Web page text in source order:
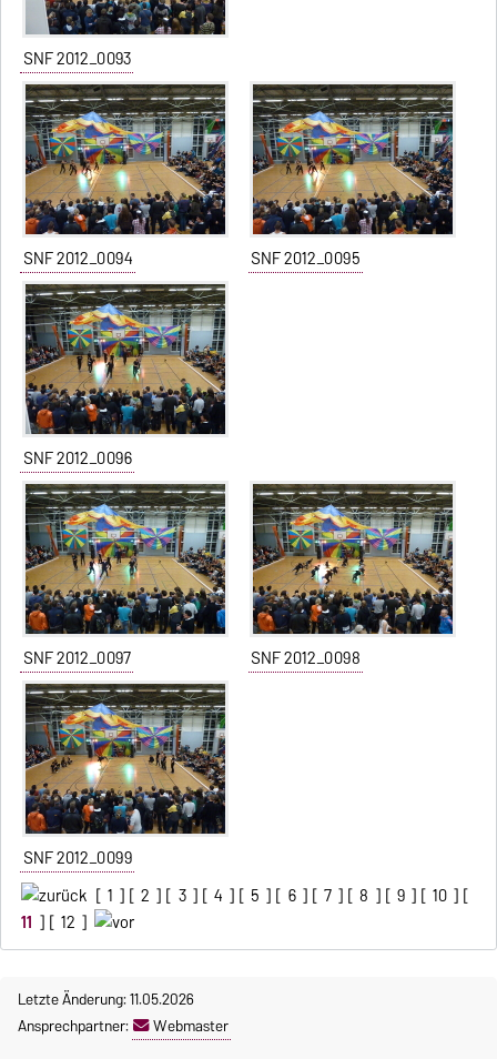
SNF 2012_0093
SNF 2012_0094 SNF 2012_0095
SNF 2012_0096
SNF 2012_0097 SNF 2012_0098
SNF 2012_0099
[ 1 ] [ 2 ] [ 3 ] [ 4 ] [ 5 ] [ 6 ] [ 7 ] [ 8 ] [ 9 ] [ 10 ] [
11 ] [ 12 ]
Letzte Änderung: 11.05.2026
Ansprechpartner:
Webmaster